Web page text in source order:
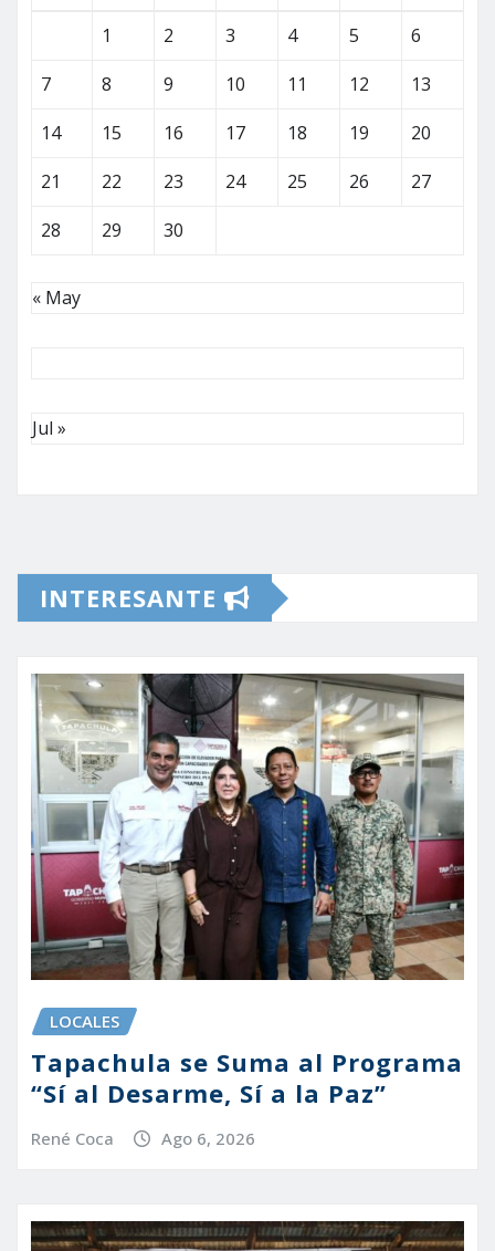
1 2 3 4 5
6
7
8 9 10 11 12
13
14
15 16 17 18 19
20
21
22 23 24 25 26
27
28
29 30
« May
Jul »
INTERESANTE
LOCALES
Tapachula se Suma al Programa
“Sí al Desarme, Sí a la Paz”
René Coca Ago 6, 2026